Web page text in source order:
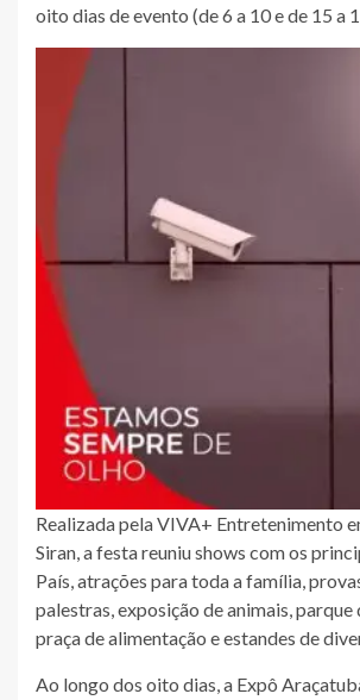
oito dias de evento (de 6 a 10 e de 15 a
Realizada pela VIVA+ Entretenimento
Siran, a festa reuniu shows com os
País, atrações para toda a família,
palestras, exposição de animais, parque
praça de alimentação e estandes de
Ao longo dos oito dias, a Expô